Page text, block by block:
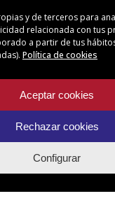
y de terceros para
relacionada con tus
a partir de tus
Política de cookies
Aceptar cookies
Rechazar cookies
Configurar
Canal de denuncias
de privacidad en
Síguenos
Actualidad
Contacto